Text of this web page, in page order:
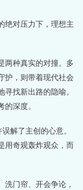
绝对压力下，理想主
两种真实的对撞。多
护，则带着现代社会
找新出路的隐喻。
深度。
解了主创的心意。
用奇观轰炸观众，而
门帘、开会争论，